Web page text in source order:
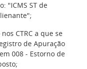
"ICMS ST de
CTRC a que se
de Apuração
008 - Estorno de